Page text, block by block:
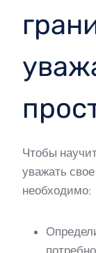
Чтобы
уважать
необходимо: